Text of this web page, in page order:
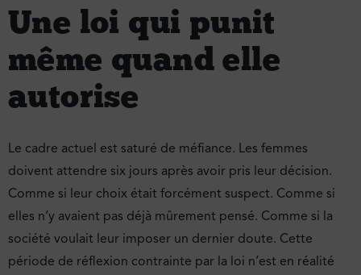
Une loi qui punit
même quand elle
autorise
Le cadre actuel est saturé de méfiance. Les femmes
doivent attendre six jours après avoir pris leur décision.
Comme si leur choix était forcément suspect. Comme si
elles n’y avaient pas déjà mûrement pensé. Comme si la
société voulait leur imposer un dernier doute. Cette
période de réflexion contrainte par la loi n’est en réalité